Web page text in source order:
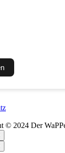
© 2024 Der